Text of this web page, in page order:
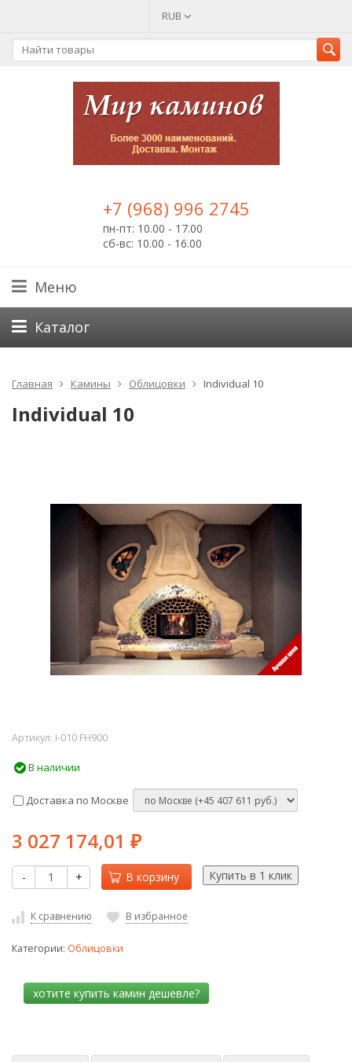
RUB
+7 (968) 996 2745
пн-пт: 10.00 - 17.00
сб-вс: 10.00 - 16.00
Меню
Каталог
Главная Камины Облицовки Individual 10
Individual 10
Артикул: I-010 FH900
В наличии
Доставка по Москве
3 027 174,01 ₽
- + В корзину
К сравнению В избранное
Категории: Облицовки